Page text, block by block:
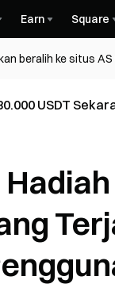
Earn Square
beralih ke situs
USDT